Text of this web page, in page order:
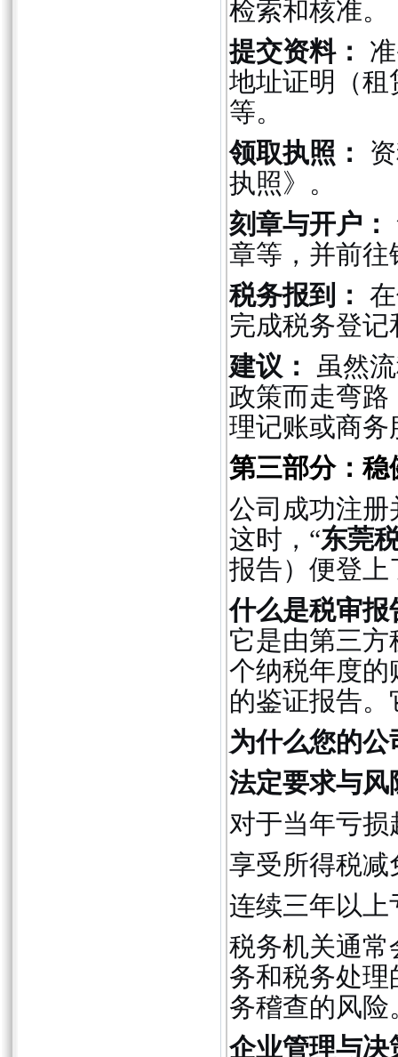
检索和核准。
提交资料：
地址证明（
等。
领取执照：
执照》。
刻章与开户：
章等，并前
税务报到：
完成税务登
建议： 虽然
政策而走弯
理记账或商
第三部分：
公司成功注
这时，“东莞
报告）便登上
什么是税审报
它是由第三
个纳税年度
的鉴证报告
为什么您的
法定要求与风
对于当年亏损
享受所得税
连续三年以
税务机关通
务和税务处
务稽查的风险
企业管理与决